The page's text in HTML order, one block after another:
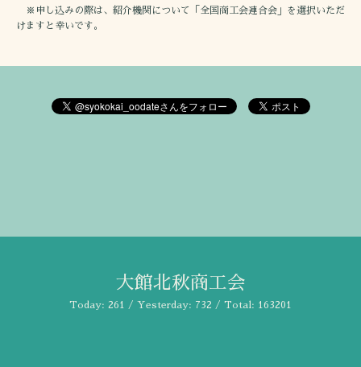
※申し込みの際は、紹介機関について「全国商工会連合会」を選択いただ
けますと幸いです。
大館北秋商工会
Today: 261 / Yesterday: 732 / Total: 163201